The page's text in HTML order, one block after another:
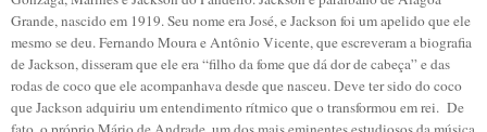
Grande, nascido em 1919. Seu nome era José, e Jackson foi um apelido que ele
mesmo se deu. Fernando Moura e Antônio Vicente, que escreveram a biografia
de Jackson, disseram que ele era “filho da fome que dá dor de cabeça” e das
rodas de coco que ele acompanhava desde que nasceu. Deve ter sido do coco
que Jackson adquiriu um entendimento rítmico que o transformou em rei. De